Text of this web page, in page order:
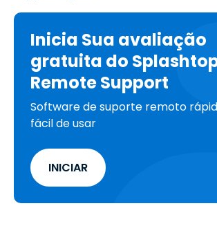
Inicia Sua avaliação
gratuita do
Remote Support
Software de suporte remoto
fácil de usar
INICIAR